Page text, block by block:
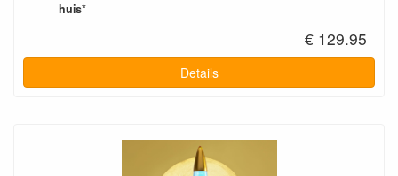
huis*
€ 129.95
Details